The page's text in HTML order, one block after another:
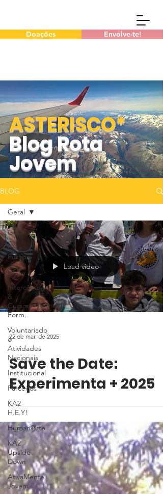
Doações Envolve-te!
ASTERISCO*
Blog Rota
Jovem
BLOG
Geral
Rota
Europa
CES
Intercâmbios
&
Cursos
Form.
Voluntariado
&
Atividades
Nacionais
Institucional
Parceiros
KA2
H.E.Y!
Human@rte
KA2
Upside
Down
AtivaMente
Jovem
Geral
Load video
22 de mar. de 2025
Save the Date:
Experimenta + 2025